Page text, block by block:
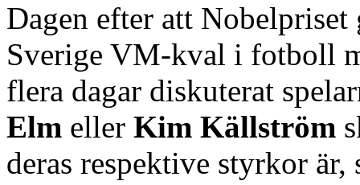
Dagen efter att
Sverige VM-kval i fotboll
flera dagar diskuterat
Elm eller Kim Källström
deras respektive styrkor